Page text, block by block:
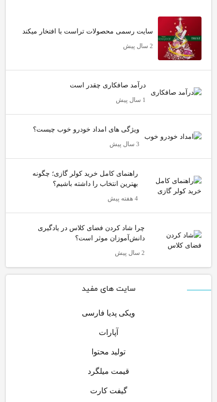
سایت رسمی محصولات تراست با افتخار میکند
2 سال پیش
درآمد صافکاری چقدر است
1 سال پیش
ویژگی های امداد خودرو خوب چیست؟
3 سال پیش
راهنمای کامل خرید کولر گازی؛ چگونه
بهترین انتخاب را داشته باشیم؟
4 هفته پیش
چرا شاد کردن فضای کلاس در یادگیری
دانش‌آموزان موثر است؟
2 سال پیش
سایت های مفید
ویکی پدیا فارسی
آپارات
تولید محتوا
قیمت میلگرد
گیفت کارت